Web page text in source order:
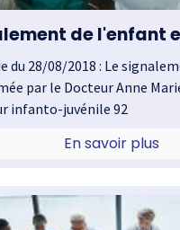
de l'enfant
du 28/08/2018 : Le
par le Docteur Anne
infanto-juvénile 92
En savoir plus